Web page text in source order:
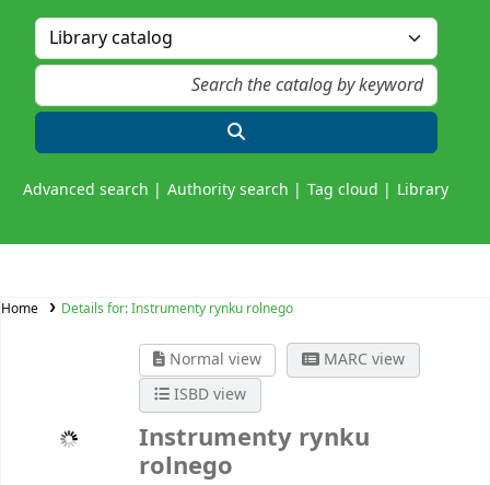
Advanced search Authority search Tag cloud Library
Home Details for:Instrumenty rynku rolnego
Normal view
MARC view
ISBD view
Instrumenty rynku
rolnego